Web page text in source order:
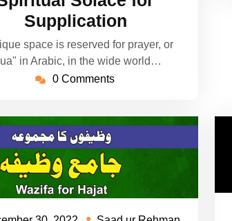
Supplication
space is reserved for prayer, or
in Arabic, in the wide world…
0 Comments